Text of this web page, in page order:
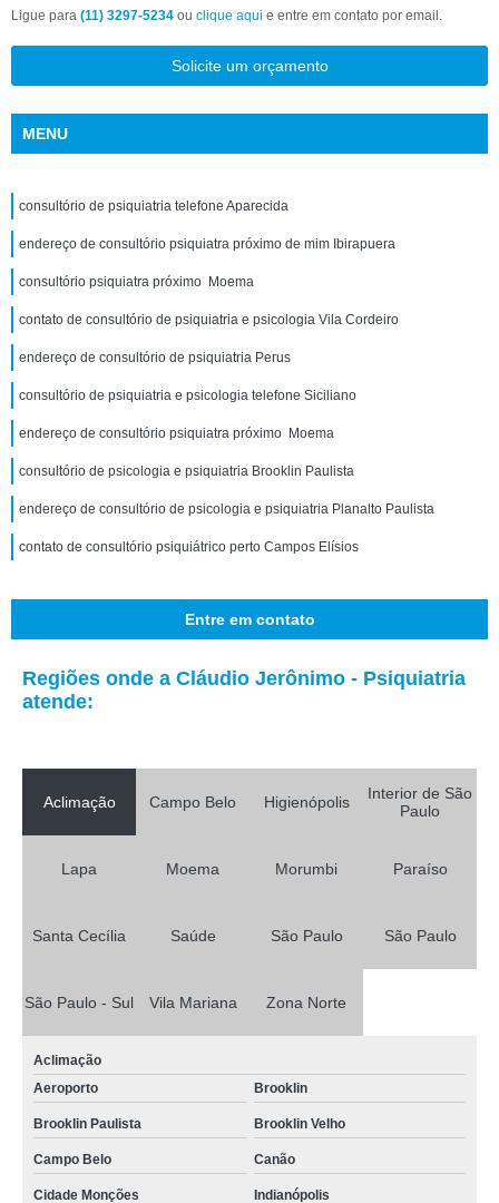
Ligue para (11) 3297-5234 ou clique aqui e entre em contato por email.
Solicite um orçamento
MENU
consultório de psiquiatria telefone Aparecida
endereço de consultório psiquiatra próximo de mim Ibirapuera
consultório psiquiatra próximo Moema
contato de consultório de psiquiatria e psicologia Vila Cordeiro
endereço de consultório de psiquiatria Perus
consultório de psiquiatria e psicologia telefone Siciliano
endereço de consultório psiquiatra próximo Moema
consultório de psicologia e psiquiatria Brooklin Paulista
endereço de consultório de psicologia e psiquiatria Planalto Paulista
contato de consultório psiquiátrico perto Campos Elísios
Entre em contato
Regiões onde a Cláudio Jerônimo - Psiquiatria
atende:
Aclimação Campo Belo Higienópolis
Interior de São
Paulo
Lapa Moema Morumbi Paraíso
Santa Cecília Saúde São Paulo São Paulo
São Paulo - Sul Vila Mariana Zona Norte
Aclimação
Aeroporto
Brooklin
Brooklin Paulista Brooklin Velho
Campo Belo Canão
Cidade Monções Indianópolis